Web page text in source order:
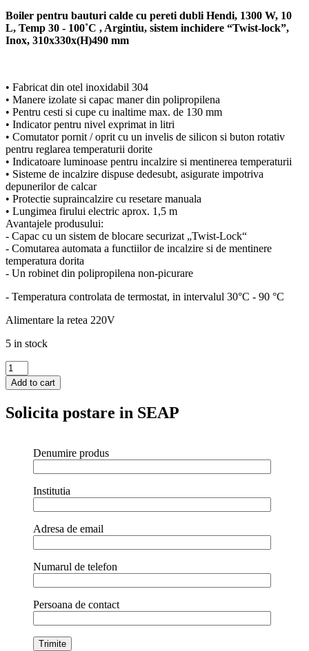
Boiler pentru bauturi calde cu pereti dubli Hendi, 1300 W, 10
L, Temp 30 - 100˚C , Argintiu, sistem inchidere “Twist-lock”,
Inox, 310x330x(H)490 mm
• Fabricat din otel inoxidabil 304
• Manere izolate si capac maner din polipropilena
• Pentru cesti si cupe cu inaltime max. de 130 mm
• Indicator pentru nivel exprimat in litri
• Comutator pornit / oprit cu un invelis de silicon si buton rotativ
pentru reglarea temperaturii dorite
• Indicatoare luminoase pentru incalzire si mentinerea temperaturii
• Sisteme de incalzire dispuse dedesubt, asigurate impotriva
depunerilor de calcar
• Protectie supraincalzire cu resetare manuala
• Lungimea firului electric aprox. 1,5 m
Avantajele produsului:
- Capac cu un sistem de blocare securizat „Twist-Lock“
- Comutarea automata a functiilor de incalzire si de mentinere
temperatura dorita
- Un robinet din polipropilena non-picurare
- Temperatura controlata de termostat, in intervalul 30°C - 90 °C
Alimentare la retea 220V
5 in stock
Boiler
pentru
bauturi
cu
Hendi,
Argintiu,
inchidere
"Twist-
Add to cart
Solicita postare in SEAP
Denumire produs
Institutia
Adresa de email
Numarul de telefon
Persoana de contact